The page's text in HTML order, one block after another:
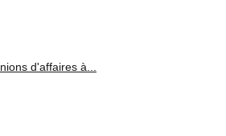
d'affaires à...